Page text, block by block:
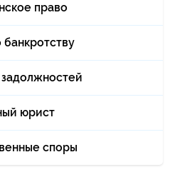
право
юрист
споры